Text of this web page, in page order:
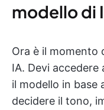
modello di
Ora è il momento
IA. Devi accedere
il modello in base
decidere il tono,